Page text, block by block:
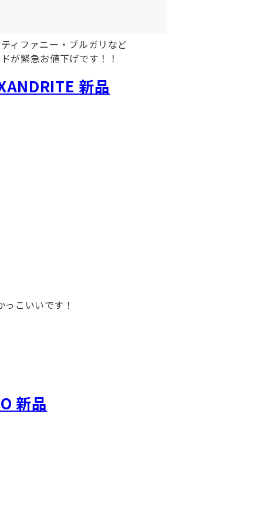
ィファニー・ブルガリなど
が緊急お値下げです！！
新品
こいいです！
新品